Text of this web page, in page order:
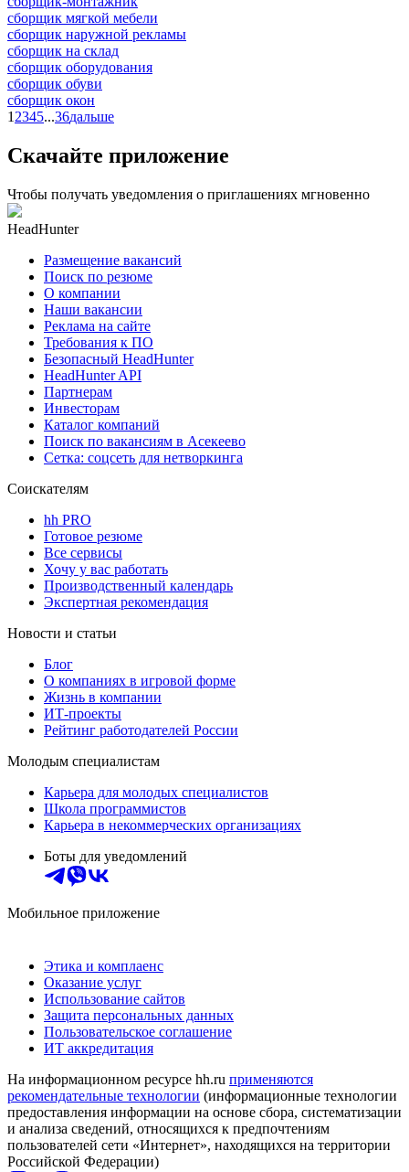
сборщик мягкой мебели
сборщик наружной рекламы
сборщик на склад
сборщик оборудования
сборщик обуви
сборщик окон
1 2345...36дальше
Скачайте приложение
Чтобы получать уведомления о приглашениях мгновенно
HeadHunter
Размещение вакансий
Поиск по резюме
О компании
Наши вакансии
Реклама на сайте
Требования к ПО
Безопасный HeadHunter
HeadHunter API
Партнерам
Инвесторам
Каталог компаний
Поиск по вакансиям в Асекеево
Сетка: соцсеть для нетворкинга
Соискателям
hh PRO
Готовое резюме
Все сервисы
Хочу у вас работать
Производственный календарь
Экспертная рекомендация
Новости и статьи
Блог
О компаниях в игровой форме
Жизнь в компании
ИТ-проекты
Рейтинг работодателей России
Молодым специалистам
Карьера для молодых специалистов
Школа программистов
Карьера в некоммерческих организациях
Боты для уведомлений
Мобильное приложение
Этика и комплаенс
Оказание услуг
Использование сайтов
Защита персональных данных
Пользовательское соглашение
ИТ аккредитация
На информационном ресурсе hh.ru применяются
рекомендательные технологии (информационные технологии
предоставления информации на основе сбора, систематизации
и анализа сведений, относящихся к предпочтениям
пользователей сети «Интернет», находящихся на территории
Российской Федерации)